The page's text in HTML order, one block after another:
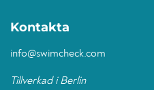
Kontakta
info@swimcheck.com
Tillverkad i Berlin